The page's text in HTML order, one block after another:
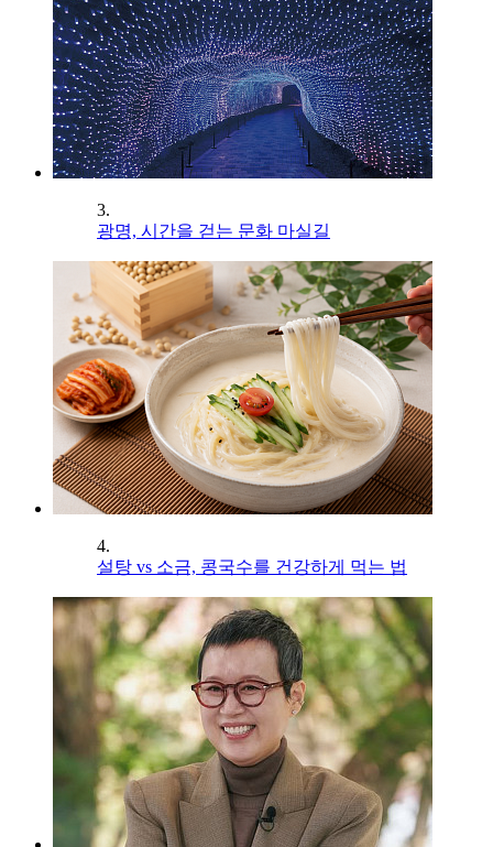
3.
광명, 시간을 걷는 문화 마실길
4.
설탕 vs 소금, 콩국수를 건강하게 먹는 법